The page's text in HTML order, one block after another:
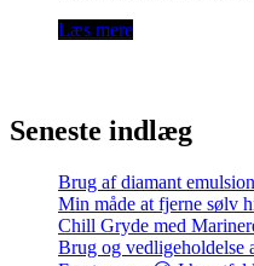
Læs mere
Seneste indlæg
Brug af diamant
Min måde at fjerne sølv
Chill Gryde med
Brug og vedligeholdelse